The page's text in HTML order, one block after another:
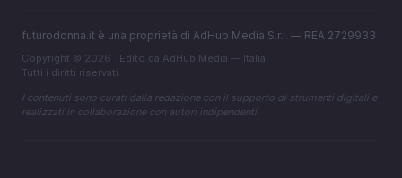
futurodonna.it è una proprietà di AdHub Media S.r.l. — REA 2729933
Copyright © 2026 · Edito da AdHub Media — Italia
Tutti i diritti riservati
I contenuti sono curati dalla redazione con il supporto di strumenti digitali e
realizzati in collaborazione con autori indipendenti.